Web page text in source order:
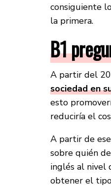
consiguiente
la primera.
B1
A partir del
sociedad en
esto
reduciría el
A partir de
sobre quién
inglés al nivel
obtener el